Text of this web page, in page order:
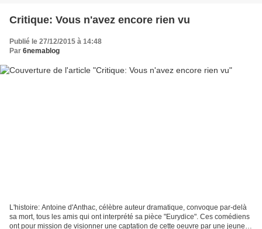
Critique: Vous n'avez encore rien vu
Publié le 27/12/2015 à 14:48
Par 6nemablog
L'histoire: Antoine d'Anthac, célèbre auteur dramatique, convoque par-delà
sa mort, tous les amis qui ont interprété sa pièce "Eurydice". Ces comédiens
ont pour mission de visionner une captation de cette oeuvre par une jeune